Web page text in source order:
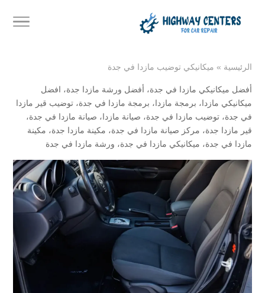
الرئيسية » ميكانيكي توضيب مازدا في جدة
أفضل ميكانيكي مازدا في جدة، أفضل ورشة مازدا جدة، افضل
ميكانيكي مازدا، برمجة مازدا، برمجة مازدا في جدة، توضيب قير مازدا
في جدة، توضيب مازدا في جدة، صيانة مازدا، صيانة مازدا في جدة،
قير مازدا جدة، مركز صيانة مازدا في جدة، مكينة مازدا جدة، مكينة
مازدا في جدة، ميكانيكي مازدا في جدة، ورشة مازدا في جدة